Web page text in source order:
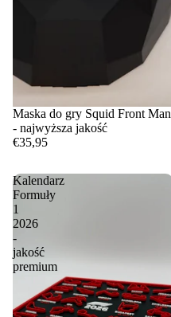
Maska do gry Squid Front Man
- najwyższa jakość
€35,95
Kalendarz
Formuły
1
2026
-
jakość
premium